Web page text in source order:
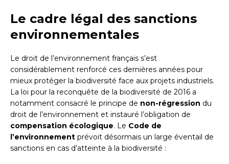
Le cadre légal des sanctions
environnementales
Le droit de l’environnement français s’est
considérablement renforcé ces dernières années pour
mieux protéger la biodiversité face aux projets industriels.
La loi pour la reconquête de la biodiversité de 2016 a
notamment consacré le principe de non-régression du
droit de l’environnement et instauré l’obligation de
compensation écologique. Le Code de
l’environnement prévoit désormais un large éventail de
sanctions en cas d’atteinte à la biodiversité :